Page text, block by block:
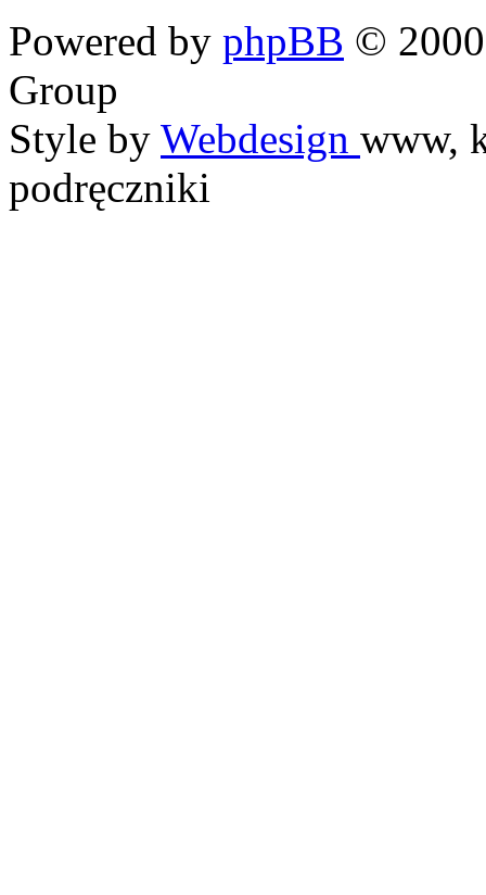
Powered by phpBB ©
Group
Style by Webdesign www,
podręczniki